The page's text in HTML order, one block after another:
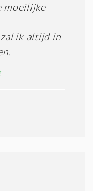
moeilijke
ik altijd in